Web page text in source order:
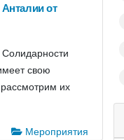
от
свою
их
Мероприятия